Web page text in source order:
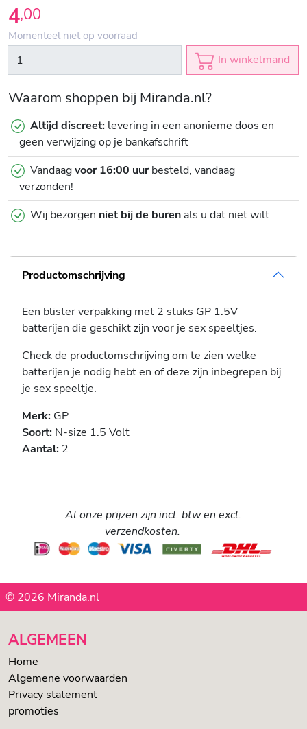
4,00
Momenteel niet op voorraad
In winkelmand
Waarom shoppen bij Miranda.nl?
Altijd discreet: levering in een anonieme doos en
geen verwijzing op je bankafschrift
Vandaagvoor 16:00 uurbesteld, vandaag
verzonden!
Wij bezorgen niet bij de burenals u dat niet wilt
Productomschrijving
Een blister verpakking met 2 stuks GP 1.5V
batterijen die geschikt zijn voor je sex speeltjes.
Check de productomschrijving om te zien welke
batterijen je nodig hebt en of deze zijn inbegrepen bij
je sex speeltje.
Merk: GP
Soort: N-size 1.5 Volt
Aantal: 2
Al onze prijzen zijn incl. btw en excl.
verzendkosten.
© 2026 Miranda.nl
ALGEMEEN
Home
Algemene voorwaarden
Privacy statement
promoties